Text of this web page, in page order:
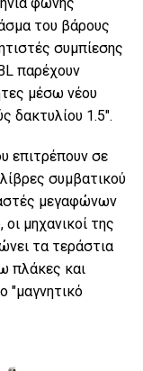
του βάρους
συμπίεσης
παρέχουν
μέσω νέου
δακτυλίου 1.5".
επιτρέπουν σε
συμβατικού
μεγαφώνων
μηχανικοί της
τα τεράστια
πλάκες και
"μαγνητικό